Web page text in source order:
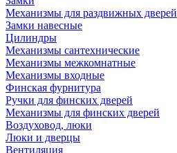
Механизмы для раздвижных дверей
Замки навесные
Цилиндры
Механизмы сантехнические
Механизмы межкомнатные
Механизмы входные
Финская фурнитура
Ручки для финских дверей
Механизмы для финских дверей
Воздуховод, люки
Люки и дверцы
Вентиляция